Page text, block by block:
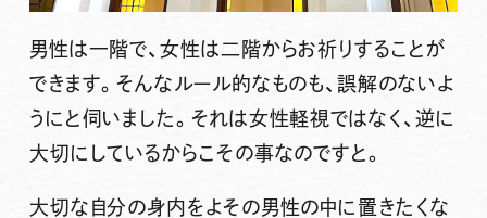
男性は一階で、女性は二階からお祈りすることが
できます。そんなルール的なものも、誤解のないよ
うにと伺いました。それは女性軽視ではなく、逆に
大切にしているからこその事なのですと。
大切な自分の身内をよその男性の中に置きたくな